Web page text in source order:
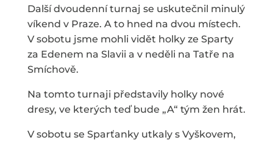
Další dvoudenní turnaj se uskutečnil minulý
víkend v Praze. A to hned na dvou místech.
V sobotu jsme mohli vidět holky ze Sparty
za Edenem na Slavii a v neděli na Tatře na
Smíchově.
Na tomto turnaji představily holky nové
dresy, ve kterých teď bude „A“ tým žen hrát.
V sobotu se Sparťanky utkaly s Vyškovem,